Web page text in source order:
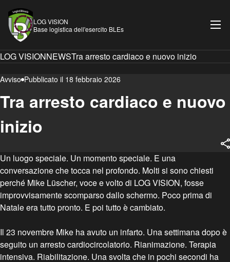
LOG VISION
Base logistica dell'esercito BLEs
LOG VISIONNEWSTra arresto cardiaco e nuovo inizio
Avviso Pubblicato il 18 febbraio 2026
Tra arresto cardiaco e nuovo
inizio
Un luogo speciale. Un momento speciale. E una
conversazione che tocca nel profondo. Molti si sono chiesti
perché Mike Lüscher, voce e volto di LOG VISION, fosse
improvvisamente scomparso dallo schermo. Poco prima di
Natale era tutto pronto. E poi tutto è cambiato.
Il 23 novembre Mike ha avuto un infarto. Una settimana dopo è
seguito un arresto cardiocircolatorio. Rianimazione. Terapia
intensiva. Riabilitazione. Una svolta che in pochi secondi ha